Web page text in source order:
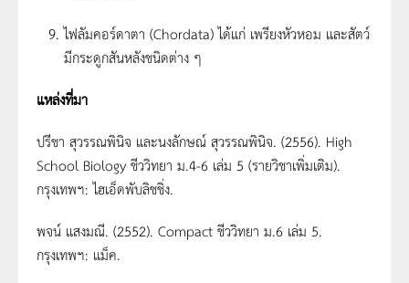
ไฟลัมคอร์ดาตา (Chordata) ได้แก่ เพรียงหัวหอม และสัตว์
มีกระดูกสันหลังชนิดต่าง ๆ
แหล่งที่มา
ปรีชา สุวรรณพินิจ และนงลักษณ์ สุวรรณพินิจ. (2556). High
School Biology ชีววิทยา ม.4-6 เล่ม 5 (รายวิชาเพิ่มเติม).
กรุงเทพฯ: ไฮเอ็ดพับลิชชิ่ง.
พจน์ แสงมณี. (2552). Compact ชีววิทยา ม.6 เล่ม 5.
กรุงเทพฯ: แม็ค.